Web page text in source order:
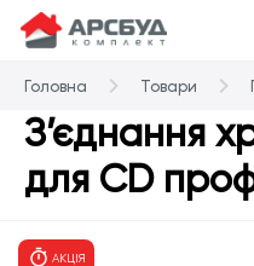
Головна Товари
З’єднання
для CD
АКЦІЯ